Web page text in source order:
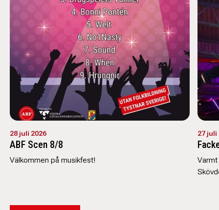
28 juli 2026
ABF Scen 8/8
Välkommen på musikfest!
27 juli